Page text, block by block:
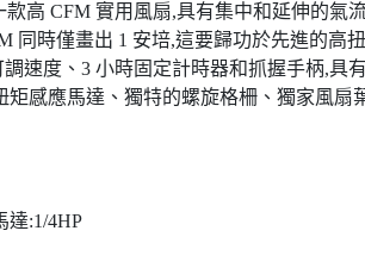
高 CFM 實用風扇,具有集中和延伸的氣
時僅畫出 1 安培,這要歸功於先進的高
速度、3 小時固定計時器和抓握手柄,具
感應馬達、獨特的螺旋格柵、獨家風扇
達:1/4HP